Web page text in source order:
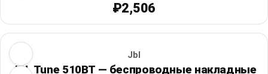
₽2,506
Jbl
JBL Tune 510BT — беспроводные накладные